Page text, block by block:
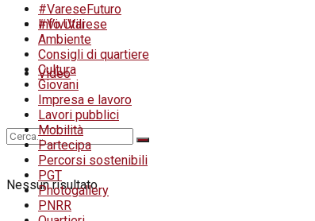
Info Utili
Video
Nessun risultato
#VareseFuturo
#ViviVarese
Ambiente
Consigli di quartiere
Cultura
Giovani
Impresa e lavoro
Lavori pubblici
Mobilità
Partecipa
Percorsi sostenibili
PGT
Photogallery
PNRR